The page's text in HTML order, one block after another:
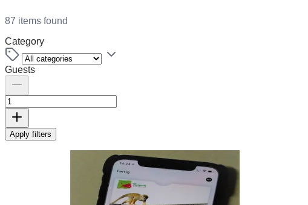
87 items found
Category
Guests
Apply filters